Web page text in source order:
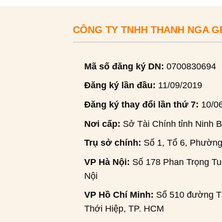
CÔNG TY TNHH THANH NGA
Mã số đăng ký DN: 0700830694
Đăng ký lần đầu: 11/09/2019
Đăng ký thay đổi lần thứ 7: 10/
Nơi cấp: Sở Tài Chính tỉnh Ninh
Trụ sở chính: Số 1, Tổ 6,
VP Hà Nội: Số 178 Phan Trọng
Nội
VP Hồ Chí Minh: Số 510 đường
Thới Hiệp, TP. HCM